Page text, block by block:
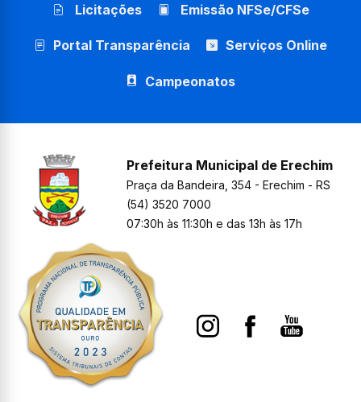
Licitações Emissão NFSe/CFSe
Portal Transparência Serviços Online
Campeonatos
Prefeitura Municipal de Erechim
Praça da Bandeira, 354 - Erechim - RS
(54) 3520 7000
07:30h às 11:30h e das 13h às 17h